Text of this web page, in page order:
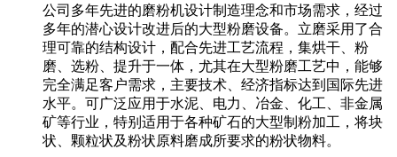
公司多年先进的磨粉机设计制造理念和市场需求，经过
多年的潜心设计改进后的大型粉磨设备。立磨采用了合
理可靠的结构设计，配合先进工艺流程，集烘干、粉
磨、选粉、提升于一体，尤其在大型粉磨工艺中，能够
完全满足客户需求，主要技术、经济指标达到国际先进
水平。可广泛应用于水泥、电力、冶金、化工、非金属
矿等行业，特别适用于各种矿石的大型制粉加工，将块
状、颗粒状及粉状原料磨成所要求的粉状物料。